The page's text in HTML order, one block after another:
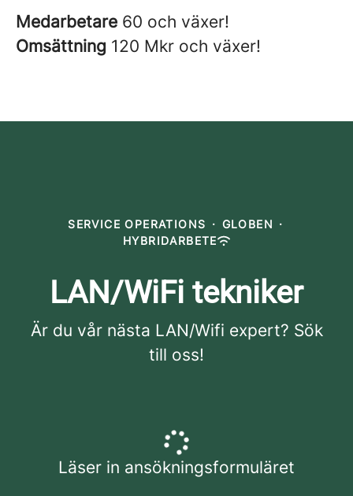
Medarbetare 60 och växer!
Omsättning 120 Mkr och växer!
SERVICE OPERATIONS · GLOBEN ·
HYBRIDARBETE
LAN/WiFi tekniker
Är du vår nästa LAN/Wifi expert? Sök
till oss!
Läser in ansökningsformuläret